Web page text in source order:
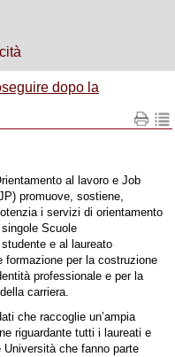
dopo la
al lavoro e Job
promuove, sostiene,
i servizi di orientamento
Scuole
e al laureato
formazione per la costruzione
professionale e per la
carriera.
che raccoglie un’ampia
riguardante tutti i laureati e
Università che fanno parte